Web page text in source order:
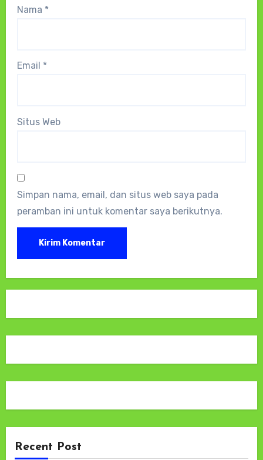
Nama *
Email *
Situs Web
Simpan nama, email, dan situs web saya pada
peramban ini untuk komentar saya berikutnya.
Recent Post